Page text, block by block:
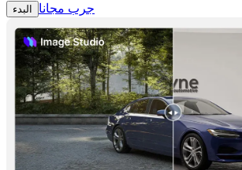
البدء جرب مجانا